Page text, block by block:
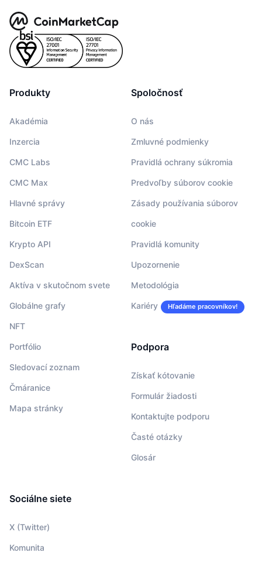
Produkty
Akadémia
Inzercia
CMC Labs
CMC Max
Hlavné správy
Bitcoin ETF
Krypto API
DexScan
Aktíva v skutočnom svete
Globálne grafy
NFT
Portfólio
Sledovací zoznam
Čmáranice
Mapa stránky
Spoločnosť
O nás
Zmluvné podmienky
Pravidlá ochrany súkromia
Predvoľby súborov cookie
Zásady používania súborov
cookie
Pravidlá komunity
Upozornenie
Metodológia
Kariéry Hľadáme pracovníkov!
Podpora
Získať kótovanie
Formulár žiadosti
Kontaktujte podporu
Časté otázky
Glosár
Sociálne siete
X (Twitter)
Komunita